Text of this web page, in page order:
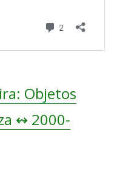
Objetos
↭ 2000-